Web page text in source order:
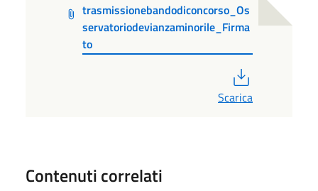
trasmissionebandodiconcorso_Os
servatoriodevianzaminorile_Firma
to
Scarica
Contenuti correlati